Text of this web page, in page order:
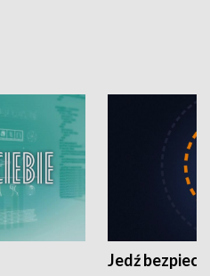
Jedź